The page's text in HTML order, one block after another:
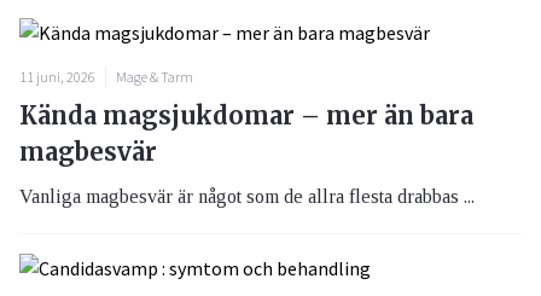
11 juni, 2026 Mage & Tarm
Kända magsjukdomar – mer än bara
magbesvär
Vanliga magbesvär är något som de allra flesta drabbas ...